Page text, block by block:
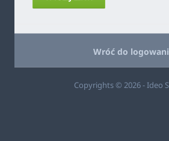
Wróć do
Copyrights © 2026 - Ideo